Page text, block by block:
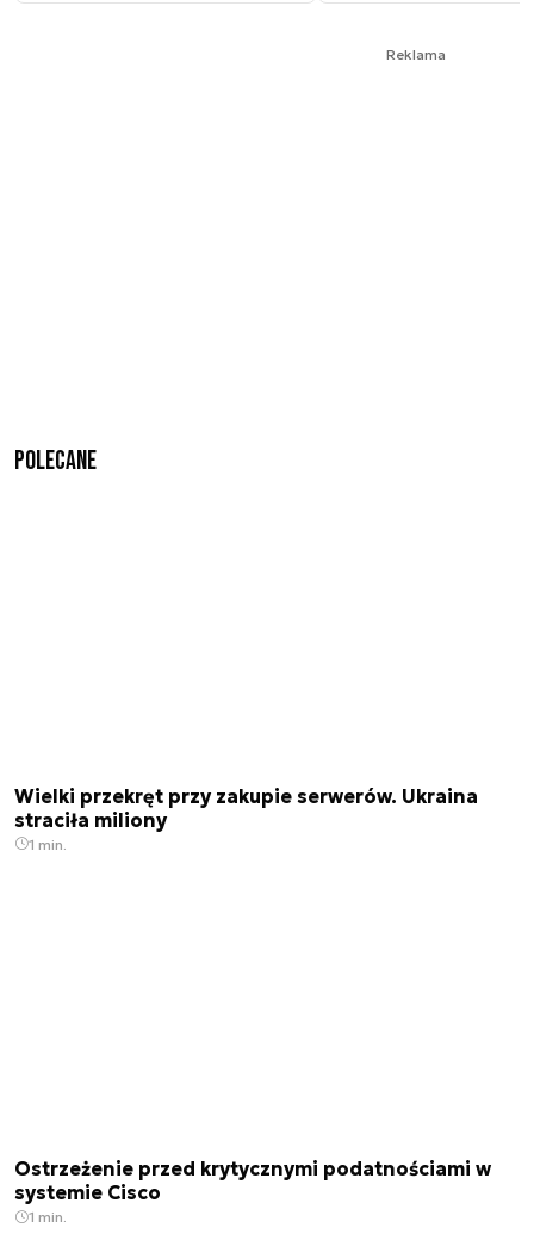
Reklama
Polecane
Wielki przekręt przy zakupie serwerów. Ukraina
straciła miliony
1 min.
Ostrzeżenie przed krytycznymi podatnościami w
systemie Cisco
1 min.